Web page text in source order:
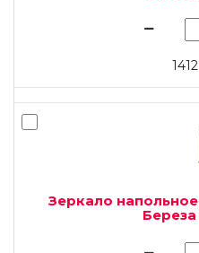
Зеркало